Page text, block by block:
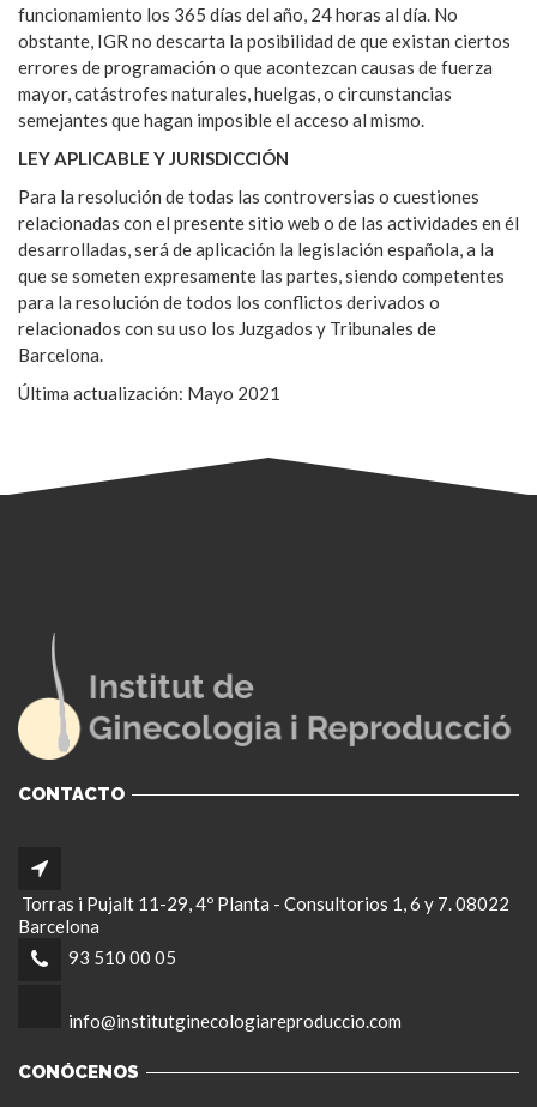
funcionamiento los 365 días del año, 24 horas al día. No
obstante, IGR no descarta la posibilidad de que existan ciertos
errores de programación o que acontezcan causas de fuerza
mayor, catástrofes naturales, huelgas, o circunstancias
semejantes que hagan imposible el acceso al mismo.
LEY APLICABLE Y JURISDICCIÓN
Para la resolución de todas las controversias o cuestiones
relacionadas con el presente sitio web o de las actividades en él
desarrolladas, será de aplicación la legislación española, a la
que se someten expresamente las partes, siendo competentes
para la resolución de todos los conflictos derivados o
relacionados con su uso los Juzgados y Tribunales de
Barcelona.
Última actualización: Mayo 2021
CONTACTO
Torras i Pujalt 11-29, 4º Planta - Consultorios 1, 6 y 7. 08022
Barcelona
93 510 00 05
info@institutginecologiareproduccio.com
CONÓCENOS